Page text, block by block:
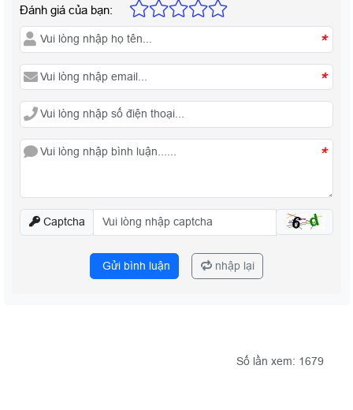
Đánh giá của bạn:
*
*
*
Captcha
Gửi bình luận nhập lại
Số lần xem: 1679